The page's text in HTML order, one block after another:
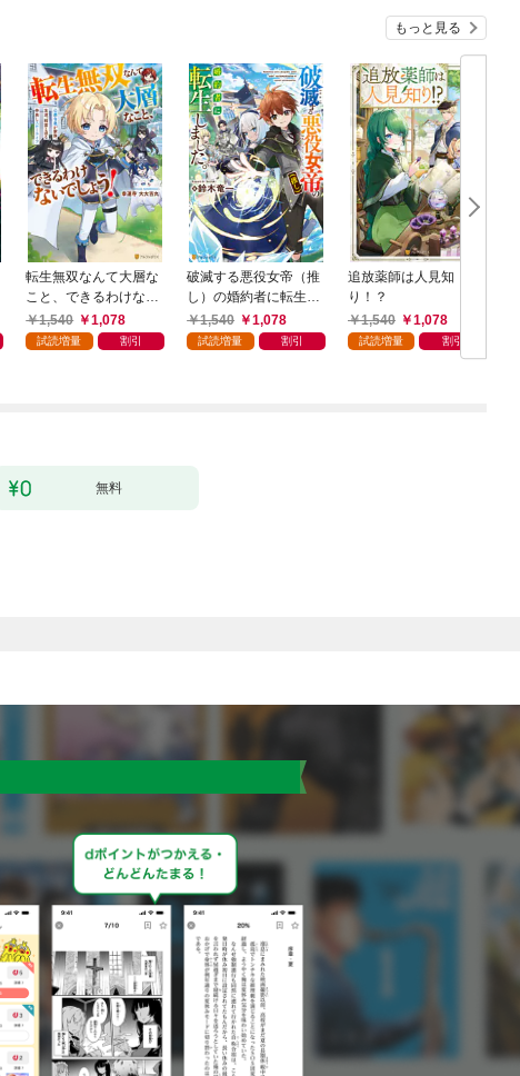
もっと見る
転生無双なんて大層な
こと、できるわけない
でしょう！ 公爵令息
が家族、友達、精霊と
1,540 1,078
試読増量 割引
破滅する悪役女帝（推
し）の婚約者に転生し
ました。
1,540 1,078
試読増量 割引
追放薬師は人見知
り！？
1,540
1,078
試読増量 割引
無料